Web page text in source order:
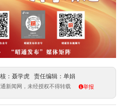
：聂学虎 责任编辑：单娟
新闻网，未经授权不得转载 举报